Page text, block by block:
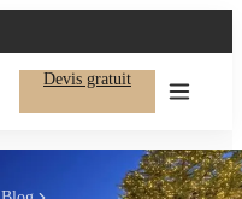
Devis gratuit